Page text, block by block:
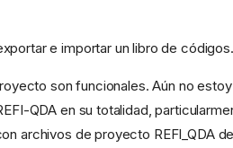
e importar un libro de códigos.
son funcionales. Aún no
QDA en su totalidad,
archivos de proyecto REFI_QDA